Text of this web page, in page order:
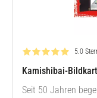
5.0
Kamishibai-
Seit 50 Jahren